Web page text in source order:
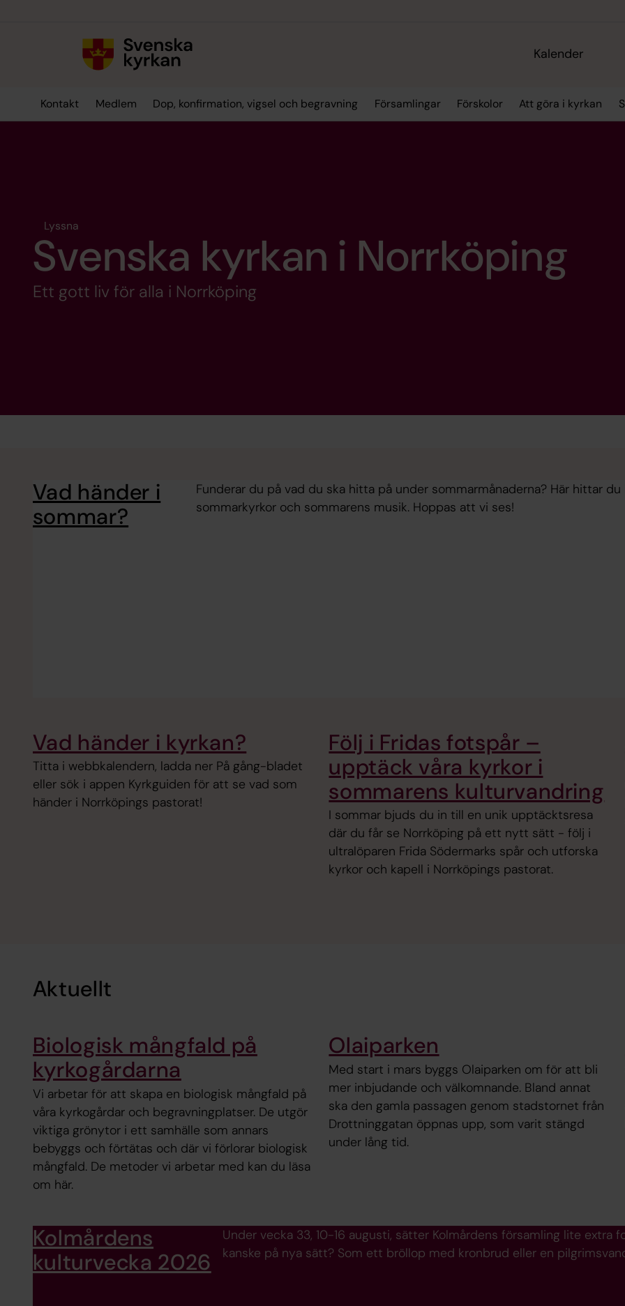
Kalender
Kontakt Medlem Dop, konfirmation, vigsel och begravning Församlingar Förskolor Att göra i kyrkan
Lyssna
Svenska kyrkan i Norrköping
Ett gott liv för alla i Norrköping
Vad händer i
sommar?
Funderar du på vad du ska hitta på under sommarmånaderna? Här hittar
sommarkyrkor och sommarens musik. Hoppas att vi ses!
Vad händer i kyrkan?
Titta i webbkalendern, ladda ner På gång-bladet
eller sök i appen Kyrkguiden för att se vad som
händer i Norrköpings pastorat!
Följ i Fridas fotspår –
upptäck våra kyrkor i
sommarens kulturvandring
I sommar bjuds du in till en unik upptäcktsresa
där du får se Norrköping på ett nytt sätt - följ i
ultralöparen Frida Södermarks spår och utforska
kyrkor och kapell i Norrköpings pastorat.
Aktuellt
Biologisk mångfald på
kyrkogårdarna
Vi arbetar för att skapa en biologisk mångfald på
våra kyrkogårdar och begravningplatser. De utgör
viktiga grönytor i ett samhälle som annars
bebyggs och förtätas och där vi förlorar biologisk
mångfald. De metoder vi arbetar med kan du läsa
om här.
Olaiparken
Med start i mars byggs Olaiparken om för att bli
mer inbjudande och välkomnande. Bland annat
ska den gamla passagen genom stadstornet från
Drottninggatan öppnas upp, som varit stängd
under lång tid.
Kolmårdens
kulturvecka 2026
Under vecka 33, 10-16 augusti, sätter Kolmårdens församling lite extra
kanske på nya sätt? Som ett bröllop med kronbrud eller en